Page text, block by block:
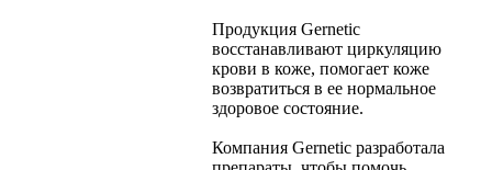
Продукция Gernetic
восстанавливают циркуляцию
крови в коже, помогает коже
возвратиться в ее нормальное
здоровое состояние.
Компания Gernetic разработала